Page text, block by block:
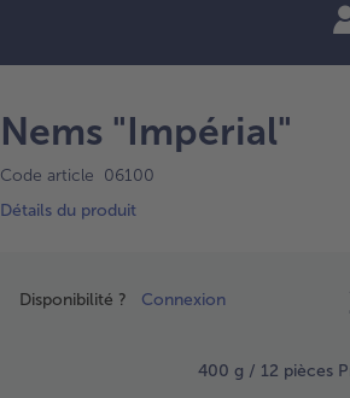
Nems "Impérial"
Code article 06100
Détails du produit
Disponibilité ? Connexion
400 g / 12 pièces